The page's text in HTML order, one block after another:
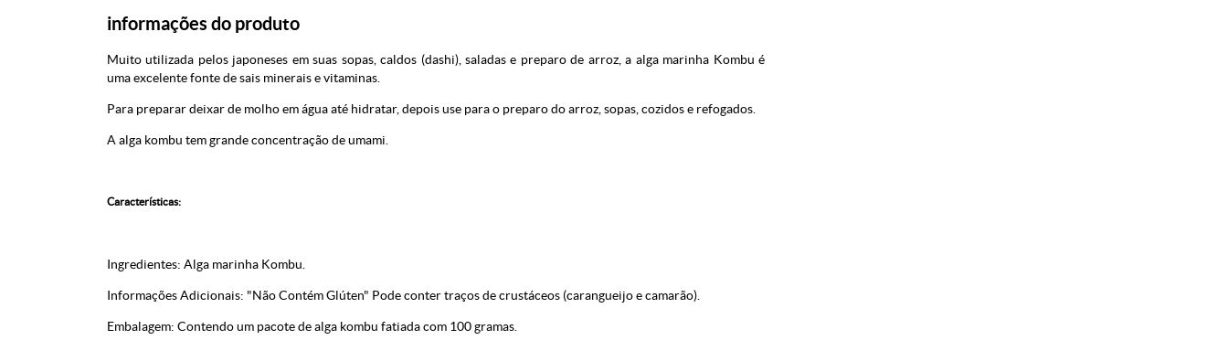
informações do produto
Muito utilizada pelos japoneses em suas sopas, caldos (dashi), saladas e preparo de arroz, a alga marinha Kombu é
uma excelente fonte de sais minerais e vitaminas.
Para preparar deixar de molho em água até hidratar, depois use para o preparo do arroz, sopas, cozidos e refogados.
A alga kombu tem grande concentração de umami.
Características:
Ingredientes: Alga marinha Kombu.
Informações Adicionais: "Não Contém Glúten" Pode conter traços de crustáceos (carangueijo e camarão).
Embalagem: Contendo um pacote de alga kombu fatiada com 100 gramas.